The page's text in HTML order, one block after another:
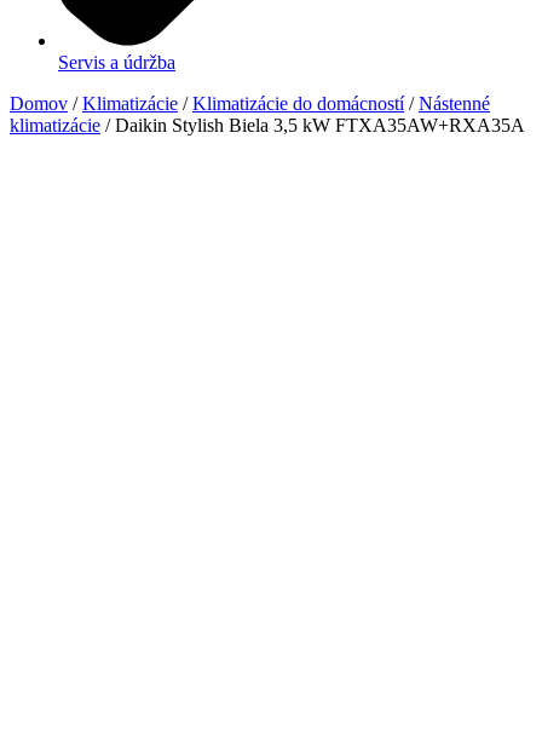
Servis a údržba
Domov /Klimatizácie /Klimatizácie do domácností/Nástenné
klimatizácie / Daikin Stylish Biela 3,5 kW FTXA35AW+RXA35A